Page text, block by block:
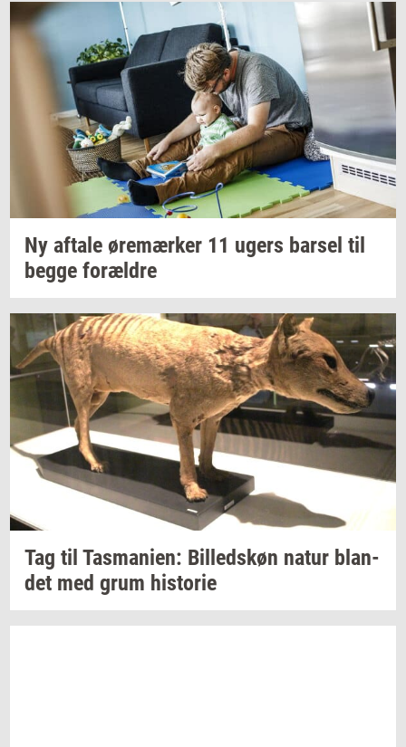
Ny af­ta­le øre­mær­ker 11 ugers bar­sel til
begge for­æl­dre
Tag til Tas­ma­ni­en: Bil­leds­køn natur blan­
det med grum hi­sto­rie